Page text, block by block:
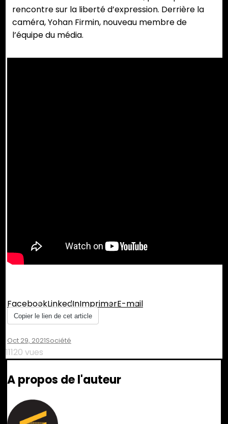
rencontre sur la liberté d’expression. Derrière la
caméra, Yohan Firmin, nouveau membre de
l’équipe du média.
FacebookLinkedInImprimerE-mail
Copier le lien de cet article
Oct 29, 2021Société
11120 vues
A propos de l'auteur